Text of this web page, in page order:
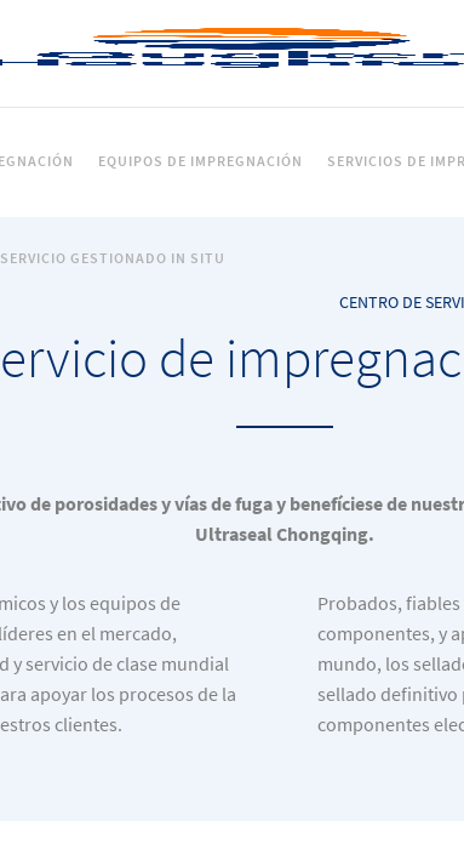
EQUIPOS DE IMPREGNACIÓN SERVICIOS DE
SERVICIO GESTIONADO IN SITU
CENTRO DE
de
de porosidades y vías de fuga y benefíciese de
Ultraseal Chongqing.
y los equipos de
en el mercado,
y servicio de clase mundial
apoyar los procesos de la
clientes.
Probados,
componentes, y
mundo, los
sellado definitivo
componentes